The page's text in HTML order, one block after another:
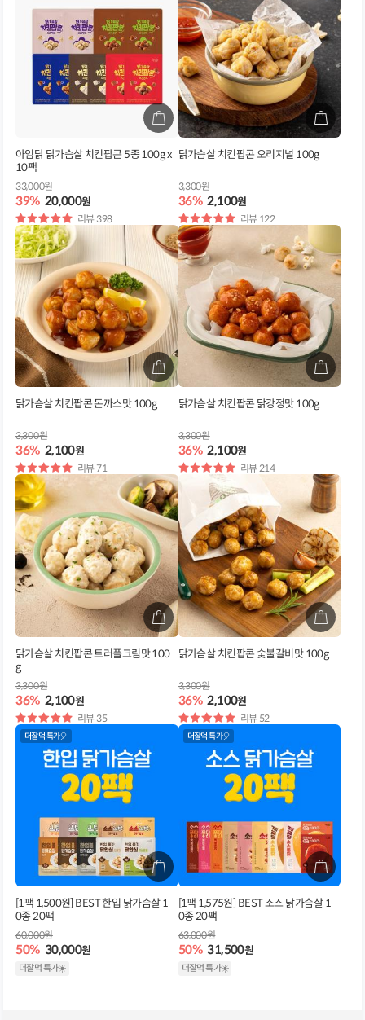
아임닭 닭가슴살 치킨팝콘 5종 100g x
10팩
39% 20,000원
33,000원
별
점
리뷰 398
닭가슴살 치킨팝콘 오리지널 100g
36% 2,100원
3,300원
별
점
리뷰 122
닭가슴살 치킨팝콘 돈까스맛 100g
36% 2,100원
3,300원
별
점
리뷰 71
닭가슴살 치킨팝콘 닭강정맛 100g
36% 2,100원
3,300원
별
점
리뷰 214
닭가슴살 치킨팝콘 트러플크림맛 100
g
36% 2,100원
3,300원
별
점
리뷰 35
닭가슴살 치킨팝콘 숯불갈비맛 100g
36% 2,100원
3,300원
별
점
리뷰 52
더잘먹 특가🎈
[1팩 1,500원] BEST 한입 닭가슴살 1
0종 20팩
50% 30,000원
60,000원
더잘먹 특가☀️
더잘먹 특가🎈
[1팩 1,575원] BEST 소스 닭가슴살 1
0종 20팩
50% 31,500원
63,000원
더잘먹 특가☀️